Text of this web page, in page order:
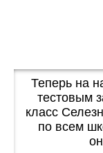
Теперь на
тестовым
класс
по всем